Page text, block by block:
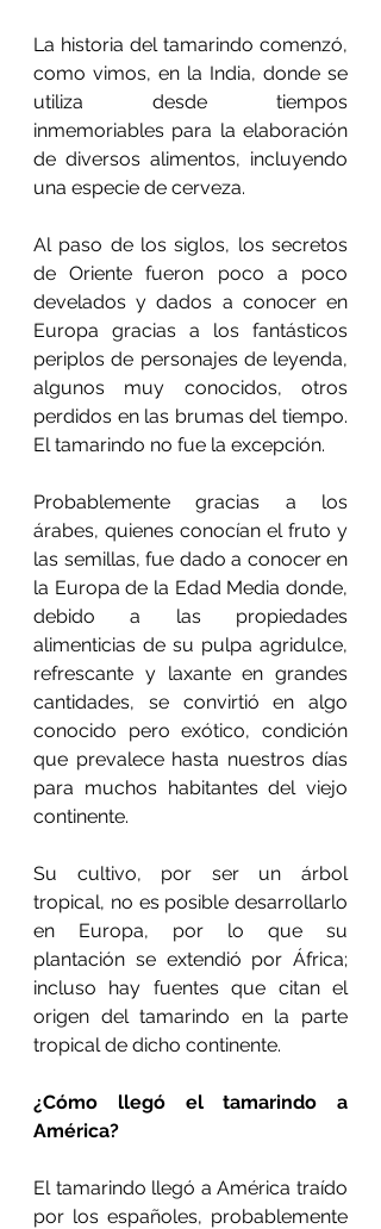
La historia del tamarindo comenzó,
como vimos, en la India, donde se
utiliza desde tiempos
inmemoriables para la elaboración
de diversos alimentos, incluyendo
una especie de cerveza.
Al paso de los siglos, los secretos
de Oriente fueron poco a poco
develados y dados a conocer en
Europa gracias a los fantásticos
periplos de personajes de leyenda,
algunos muy conocidos, otros
perdidos en las brumas del tiempo.
El tamarindo no fue la excepción.
Probablemente gracias a los
árabes, quienes conocían el fruto y
las semillas, fue dado a conocer en
la Europa de la Edad Media donde,
debido a las propiedades
alimenticias de su pulpa agridulce,
refrescante y laxante en grandes
cantidades, se convirtió en algo
conocido pero exótico, condición
que prevalece hasta nuestros días
para muchos habitantes del viejo
continente.
Su cultivo, por ser un árbol
tropical, no es posible desarrollarlo
en Europa, por lo que su
plantación se extendió por África;
incluso hay fuentes que citan el
origen del tamarindo en la parte
tropical de dicho continente.
¿Cómo llegó el tamarindo a
América?
El tamarindo llegó a América traído
por los españoles, probablemente